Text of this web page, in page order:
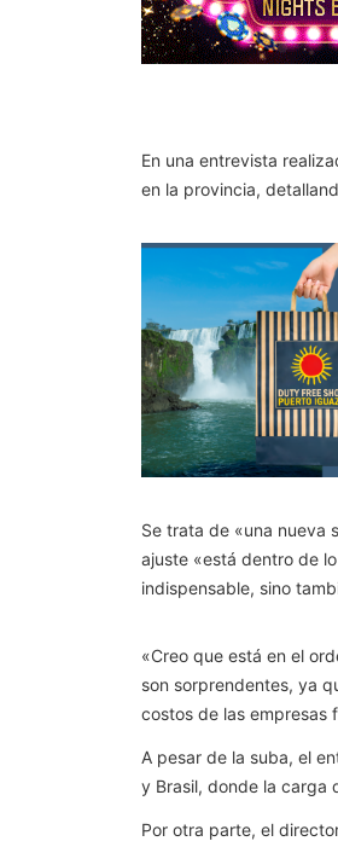
En una entrevista
en la provincia,
Se trata de «una nueva
ajuste «está dentro de
indispensable, sino
«Creo que está en el
son sorprendentes, ya
costos de las empresas
A pesar de la suba, el
y Brasil, donde la carga
Por otra parte, el